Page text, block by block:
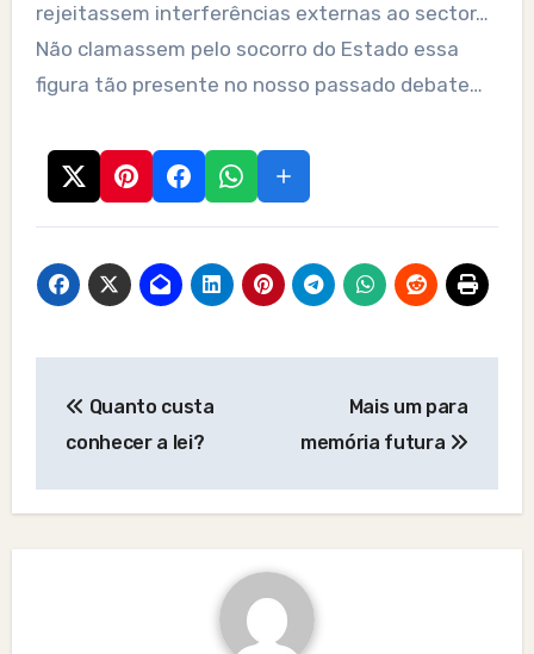
rejeitassem interferências externas ao sector…
Não clamassem pelo socorro do Estado essa
figura tão presente no nosso passado debate…
navigation
Quanto custa
conhecer a lei?
Mais um para
memória futura